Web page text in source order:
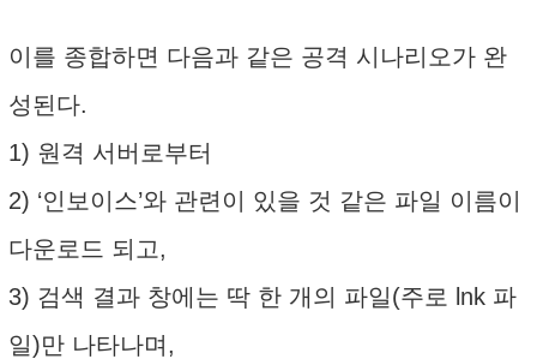
이를 종합하면 다음과 같은 공격 시나리오가 완
성된다.
1) 원격 서버로부터
2) ‘인보이스’와 관련이 있을 것 같은 파일 이름이
다운로드 되고,
3) 검색 결과 창에는 딱 한 개의 파일(주로 lnk 파
일)만 나타나며,